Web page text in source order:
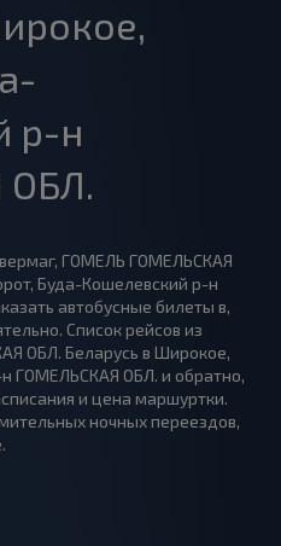
р-н
ГОМЕЛЬ ГОМЕЛЬСКАЯ
Буда-Кошелевский р-н
автобусные билеты в,
Список рейсов из
ОБЛ. Беларусь в Широкое,
ГОМЕЛЬСКАЯ ОБЛ. и обратно,
и цена маршуртки.
ночных переездов,